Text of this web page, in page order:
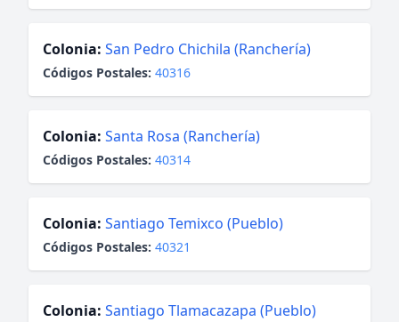
Colonia: San Pedro Chichila (Ranchería)
Códigos Postales: 40316
Colonia: Santa Rosa (Ranchería)
Códigos Postales: 40314
Colonia: Santiago Temixco (Pueblo)
Códigos Postales: 40321
Colonia: Santiago Tlamacazapa (Pueblo)